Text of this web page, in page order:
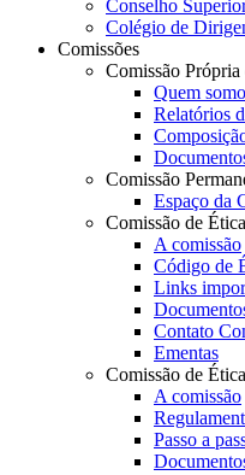
Conselho
Colégio de
Comissões
Comissão
Quem
Relatórios
Comissão
Espaço da
Comissão de Ética
A comissão
Código de
Links
Contato
Ementas
Comissão de
A comissão
Passo a